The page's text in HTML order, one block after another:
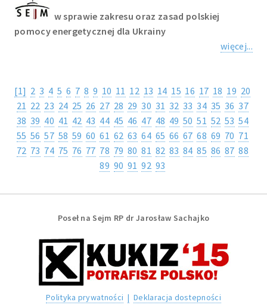
w sprawie zakresu oraz zasad polskiej
pomocy energetycznej dla Ukrainy
więcej...
[1] 2 3 4 5 6 7 8 9 10 11 12 13 14 15 16 17 18 19 20
21 22 23 24 25 26 27 28 29 30 31 32 33 34 35 36 37
38 39 40 41 42 43 44 45 46 47 48 49 50 51 52 53 54
55 56 57 58 59 60 61 62 63 64 65 66 67 68 69 70 71
72 73 74 75 76 77 78 79 80 81 82 83 84 85 86 87 88
89 90 91 92 93
Poseł na Sejm RP dr Jarosław Sachajko
Polityka prywatności | Deklaracja dostepności